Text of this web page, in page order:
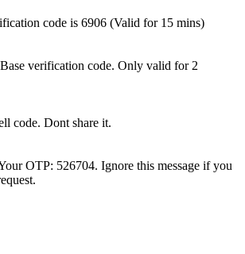
code is 6906 (Valid for 15 mins)
verification code. Only valid for 2
code. Dont share it.
OTP: 526704. Ignore this message if you